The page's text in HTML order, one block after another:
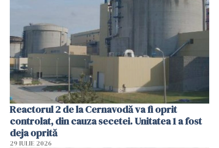
Reactorul 2 de la Cernavodă va fi oprit
controlat, din cauza secetei. Unitatea 1 a fost
deja oprită
29 IULIE 2026